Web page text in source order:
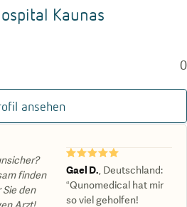
Kaunas
0
ansehen
finden
Sie den
★★★★★
Gael D. Deutschland:
“Qunomedical hat mir
so viel geholfen!